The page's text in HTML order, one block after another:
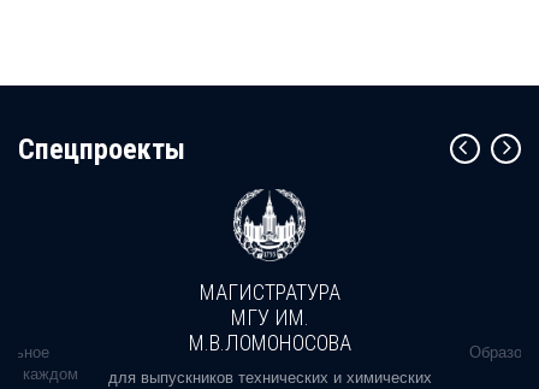
Cпецпроекты
в каждом
МАГИСТРАТУРА
МГУ ИМ.
М.В.ЛОМОНОСОВА
для выпускников технических и химических